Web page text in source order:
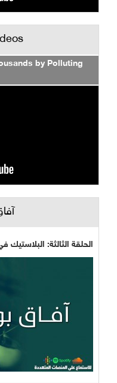
by Polluting
الحلقة الثالثة: البلاستيك